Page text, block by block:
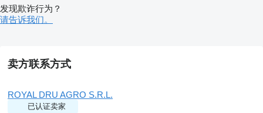
发现欺诈行为？
请告诉我们。
卖方联系方式
ROYAL DRU AGRO S.R.L.
已认证卖家